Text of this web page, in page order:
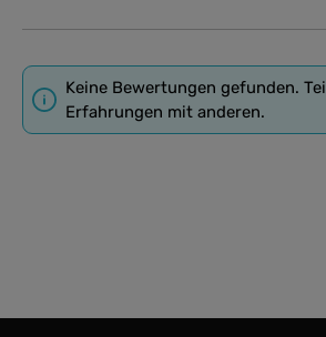
Keine Bewertungen gefunden.
Erfahrungen mit anderen.